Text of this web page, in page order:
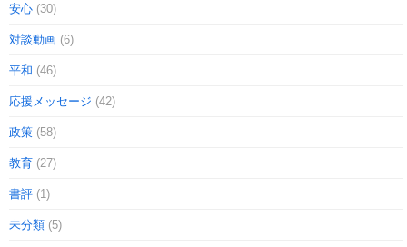
安心 (30)
対談動画 (6)
平和 (46)
応援メッセージ (42)
政策 (58)
教育 (27)
書評 (1)
未分類 (5)